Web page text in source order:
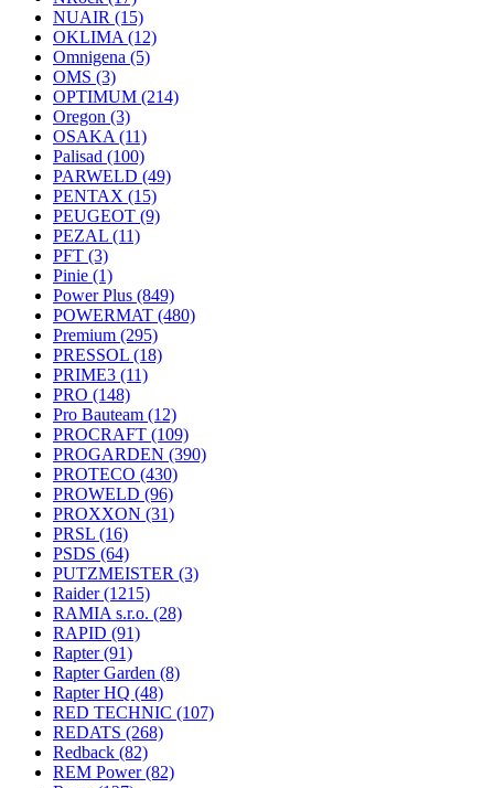
NUAIR (15)
OKLIMA (12)
Omnigena (5)
OMS (3)
OPTIMUM (214)
Oregon (3)
OSAKA (11)
Palisad (100)
PARWELD (49)
PENTAX (15)
PEUGEOT (9)
PEZAL (11)
PFT (3)
Pinie (1)
Power Plus (849)
POWERMAT (480)
Premium (295)
PRESSOL (18)
PRIME3 (11)
PRO (148)
Pro Bauteam (12)
PROCRAFT (109)
PROGARDEN (390)
PROTECO (430)
PROWELD (96)
PROXXON (31)
PRSL (16)
PSDS (64)
PUTZMEISTER (3)
Raider(1215)
RAMIA s.r.o. (28)
RAPID (91)
Rapter(91)
Rapter Garden (8)
Rapter HQ (48)
RED TECHNIC (107)
REDATS (268)
Redback (82)
REM Power(82)